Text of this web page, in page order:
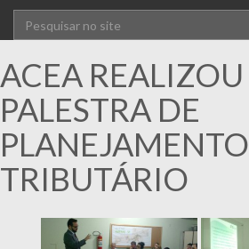
ACEA REALIZOU
PALESTRA DE
PLANEJAMENTO
TRIBUTÁRIO